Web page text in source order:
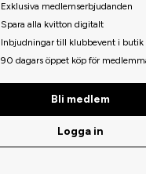
Exklusiva medlemserbjudanden
Spara alla kvitton digitalt
Inbjudningar till klubbevent i butik
90 dagars öppet köp för
Bli medlem
Logga in